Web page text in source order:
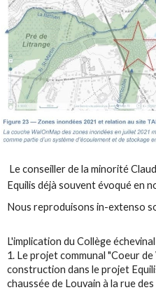
Le conseiller de la minorité
Equilis déjà souvent évoqué en
Nous reproduisons in-extenso
L'implication du Collège
1. Le projet communal "Coeur
construction dans le projet
chaussée de Louvain à la rue